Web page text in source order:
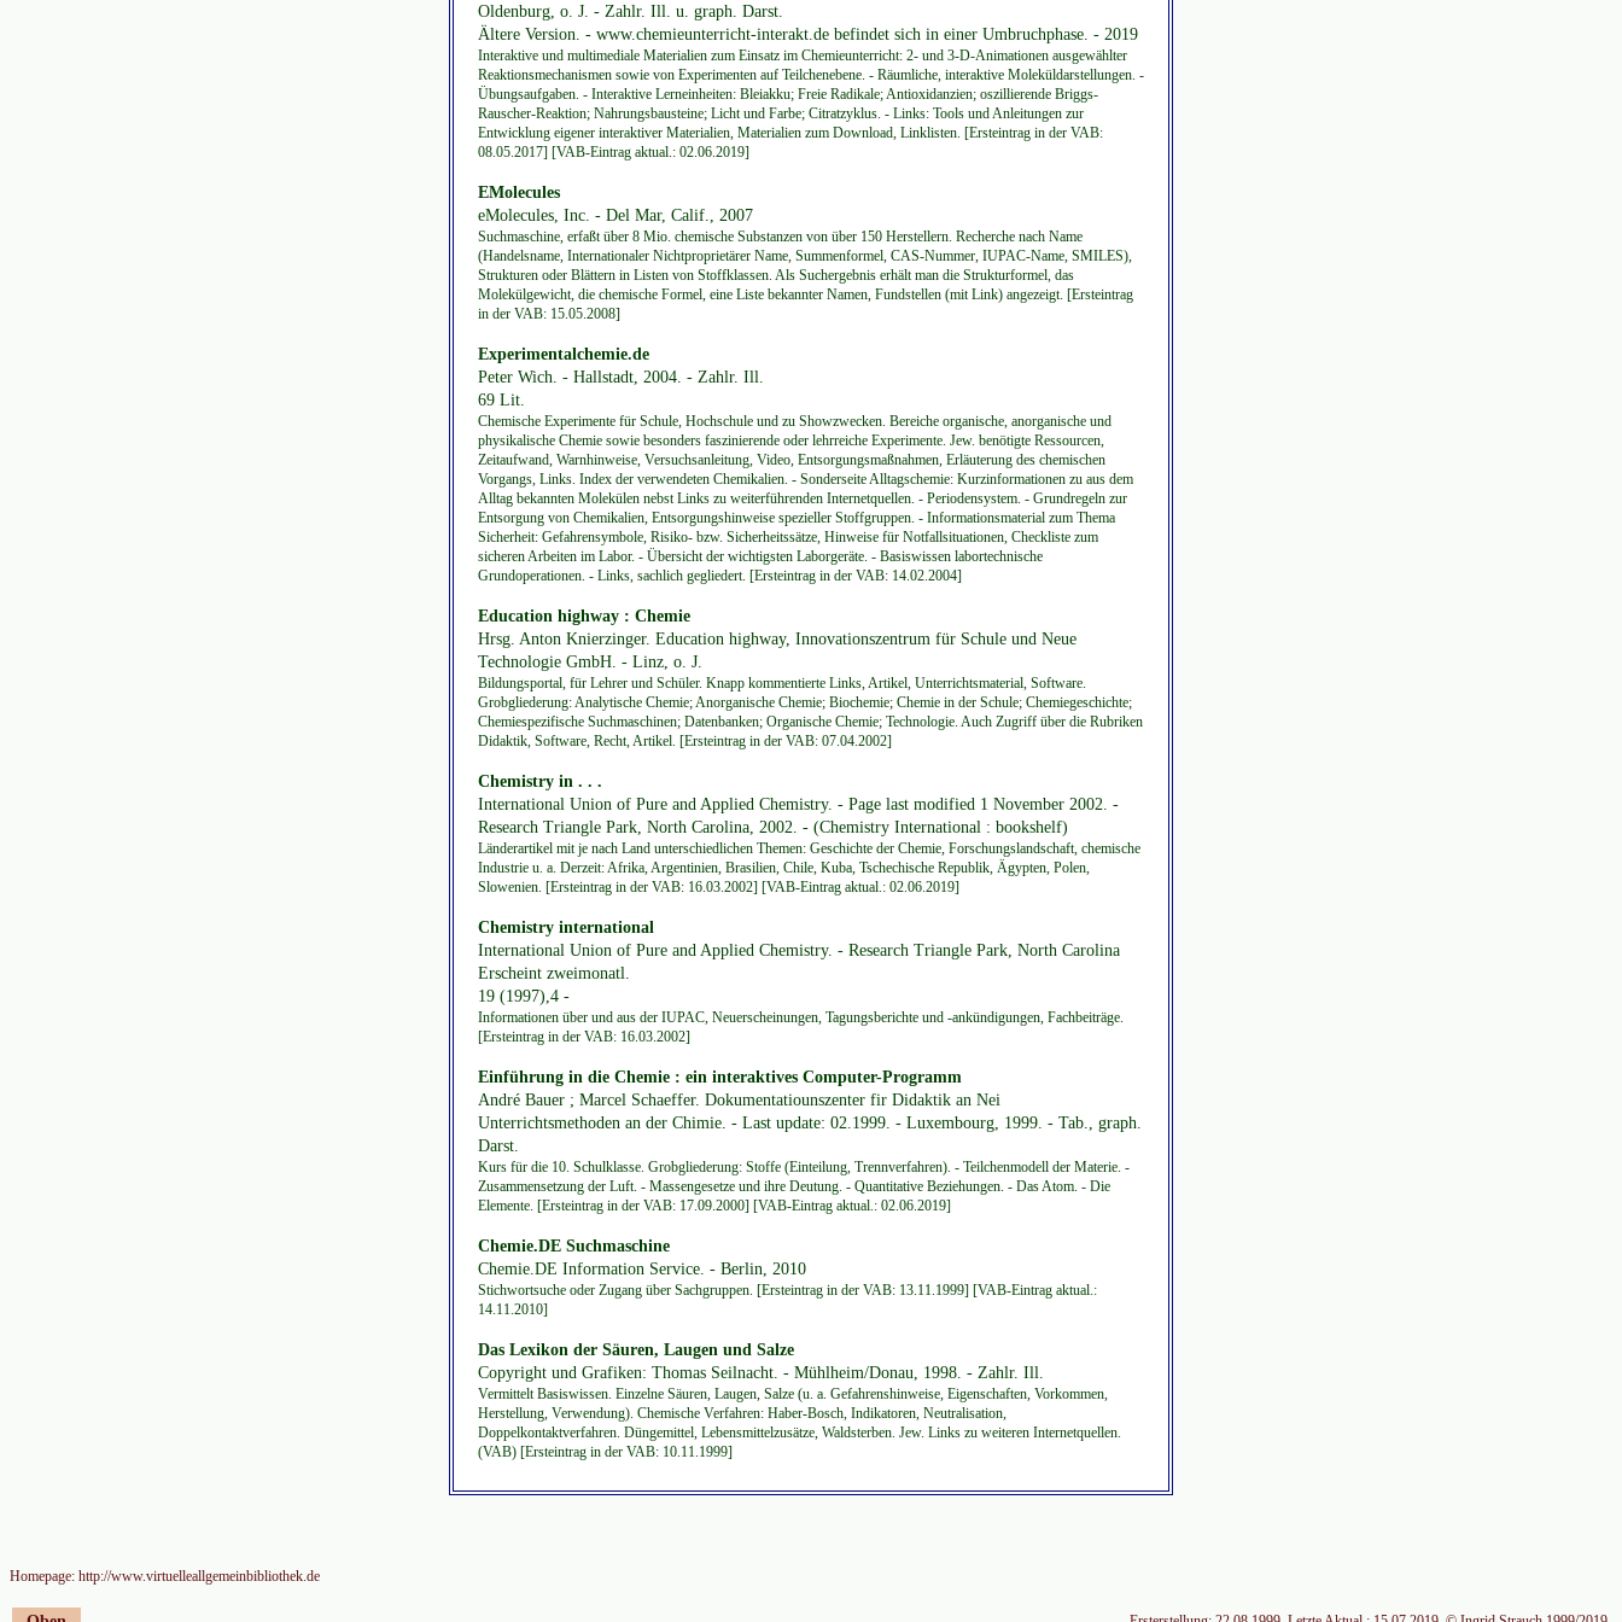
Oldenburg, o. J. - Zahlr. Ill. u. graph. Darst.
Ältere Version. - www.chemieunterricht-interakt.de befindet sich in einer Umbruchphase. - 2019
Interaktive und multimediale Materialien zum Einsatz im Chemieunterricht: 2- und 3-D-Animationen ausgewählter
Reaktionsmechanismen sowie von Experimenten auf Teilchenebene. - Räumliche, interaktive Moleküldarstellungen. -
Übungsaufgaben. - Interaktive Lerneinheiten: Bleiakku; Freie Radikale; Antioxidanzien; oszillierende Briggs-
Rauscher-Reaktion; Nahrungsbausteine; Licht und Farbe; Citratzyklus. - Links: Tools und Anleitungen zur
Entwicklung eigener interaktiver Materialien, Materialien zum Download, Linklisten. [Ersteintrag in der VAB:
08.05.2017] [VAB-Eintrag aktual.: 02.06.2019]
EMolecules
eMolecules, Inc. - Del Mar, Calif., 2007
Suchmaschine, erfaßt über 8 Mio. chemische Substanzen von über 150 Herstellern. Recherche nach Name
(Handelsname, Internationaler Nichtproprietärer Name, Summenformel, CAS-Nummer, IUPAC-Name, SMILES),
Strukturen oder Blättern in Listen von Stoffklassen. Als Suchergebnis erhält man die Strukturformel, das
Molekülgewicht, die chemische Formel, eine Liste bekannter Namen, Fundstellen (mit Link) angezeigt. [Ersteintrag
in der VAB: 15.05.2008]
Experimentalchemie.de
Peter Wich. - Hallstadt, 2004. - Zahlr. Ill.
69 Lit.
Chemische Experimente für Schule, Hochschule und zu Showzwecken. Bereiche organische, anorganische und
physikalische Chemie sowie besonders faszinierende oder lehrreiche Experimente. Jew. benötigte Ressourcen,
Zeitaufwand, Warnhinweise, Versuchsanleitung, Video, Entsorgungsmaßnahmen, Erläuterung des chemischen
Vorgangs, Links. Index der verwendeten Chemikalien. - Sonderseite Alltagschemie: Kurzinformationen zu aus dem
Alltag bekannten Molekülen nebst Links zu weiterführenden Internetquellen. - Periodensystem. - Grundregeln zur
Entsorgung von Chemikalien, Entsorgungshinweise spezieller Stoffgruppen. - Informationsmaterial zum Thema
Sicherheit: Gefahrensymbole, Risiko- bzw. Sicherheitssätze, Hinweise für Notfallsituationen, Checkliste zum
sicheren Arbeiten im Labor. - Übersicht der wichtigsten Laborgeräte. - Basiswissen labortechnische
Grundoperationen. - Links, sachlich gegliedert. [Ersteintrag in der VAB: 14.02.2004]
Education highway : Chemie
Hrsg. Anton Knierzinger. Education highway, Innovationszentrum für Schule und Neue
Technologie GmbH. - Linz, o. J.
Bildungsportal, für Lehrer und Schüler. Knapp kommentierte Links, Artikel, Unterrichtsmaterial, Software.
Grobgliederung: Analytische Chemie; Anorganische Chemie; Biochemie; Chemie in der Schule; Chemiegeschichte;
Chemiespezifische Suchmaschinen; Datenbanken; Organische Chemie; Technologie. Auch Zugriff über die Rubriken
Didaktik, Software, Recht, Artikel. [Ersteintrag in der VAB: 07.04.2002]
Chemistry in . . .
International Union of Pure and Applied Chemistry. - Page last modified 1 November 2002. -
Research Triangle Park, North Carolina, 2002. - (Chemistry International : bookshelf)
Länderartikel mit je nach Land unterschiedlichen Themen: Geschichte der Chemie, Forschungslandschaft, chemische
Industrie u. a. Derzeit: Afrika, Argentinien, Brasilien, Chile, Kuba, Tschechische Republik, Ägypten, Polen,
Slowenien. [Ersteintrag in der VAB: 16.03.2002] [VAB-Eintrag aktual.: 02.06.2019]
Chemistry international
International Union of Pure and Applied Chemistry. - Research Triangle Park, North Carolina
Erscheint zweimonatl.
19 (1997),4 -
Informationen über und aus der IUPAC, Neuerscheinungen, Tagungsberichte und -ankündigungen, Fachbeiträge.
[Ersteintrag in der VAB: 16.03.2002]
Einführung in die Chemie : ein interaktives Computer-Programm
André Bauer ; Marcel Schaeffer. Dokumentatiounszenter fir Didaktik an Nei
Unterrichtsmethoden an der Chimie. - Last update: 02.1999. - Luxembourg, 1999. - Tab., graph.
Darst.
Kurs für die 10. Schulklasse. Grobgliederung: Stoffe (Einteilung, Trennverfahren). - Teilchenmodell der Materie. -
Zusammensetzung der Luft. - Massengesetze und ihre Deutung. - Quantitative Beziehungen. - Das Atom. - Die
Elemente. [Ersteintrag in der VAB: 17.09.2000] [VAB-Eintrag aktual.: 02.06.2019]
Chemie.DE Suchmaschine
Chemie.DE Information Service. - Berlin, 2010
Stichwortsuche oder Zugang über Sachgruppen. [Ersteintrag in der VAB: 13.11.1999] [VAB-Eintrag aktual.:
14.11.2010]
Das Lexikon der Säuren, Laugen und Salze
Copyright und Grafiken: Thomas Seilnacht. - Mühlheim/Donau, 1998. - Zahlr. Ill.
Vermittelt Basiswissen. Einzelne Säuren, Laugen, Salze (u. a. Gefahrenshinweise, Eigenschaften, Vorkommen,
Herstellung, Verwendung). Chemische Verfahren: Haber-Bosch, Indikatoren, Neutralisation,
Doppelkontaktverfahren. Düngemittel, Lebensmittelzusätze, Waldsterben. Jew. Links zu weiteren Internetquellen.
(VAB) [Ersteintrag in der VAB: 10.11.1999]
Homepage: http://www.virtuelleallgemeinbibliothek.de